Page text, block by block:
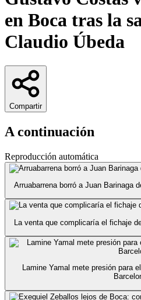
en Boca tras la
Claudio Úbeda
Compartir
A continuación
Reproducción automática
Arruabarrena borró a Juan Barinaga
La venta que complicaría el fichaje
Lamine Yamal mete presión para